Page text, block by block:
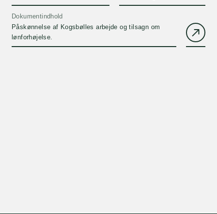
Dokumentindhold
Påskønnelse af Kogsbølles arbejde og tilsagn om
lønforhøjelse.